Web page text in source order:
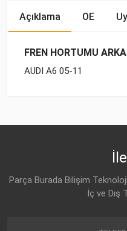
Açıklama OE
FREN HORTUMU ARKA
AUDI A6 05-11
VW
Parça Burada Bilişim
İç ve Dış